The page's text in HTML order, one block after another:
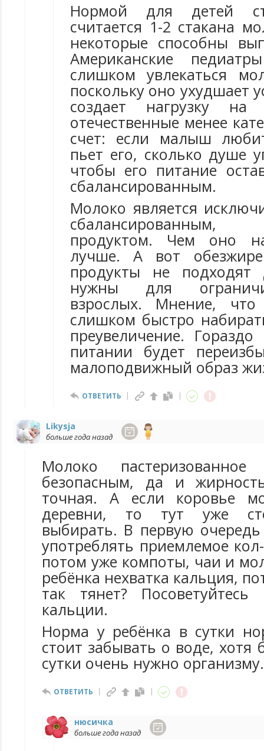
Нормой для детей
считается 1-2 стакана
некоторые способны
Американские
слишком увлекаться
поскольку оно ухудшает
создает нагрузку
отечественные менее
счет: если малыш
пьет его, сколько душе
чтобы его питание
сбалансированным.
Молоко является
продуктом. Чем оно
лучше. А вот
продукты не
нужны для
взрослых. Мнение,
слишком быстро
преувеличение.
питании будет
малоподвижный образ
ОТВЕТИТЬ
Likysja
больше года назад
Молоко
безопасным, да и
точная. А если коровье
деревни, то тут уже
выбирать. В первую
употреблять приемлемое
потом уже компоты, чаи и
ребёнка нехватка кальция,
так тянет?
кальции.
Норма у ребёнка в сутки
стоит забывать о воде, хотя
сутки очень нужно организму.
ОТВЕТИТЬ
нюсичка
больше года назад